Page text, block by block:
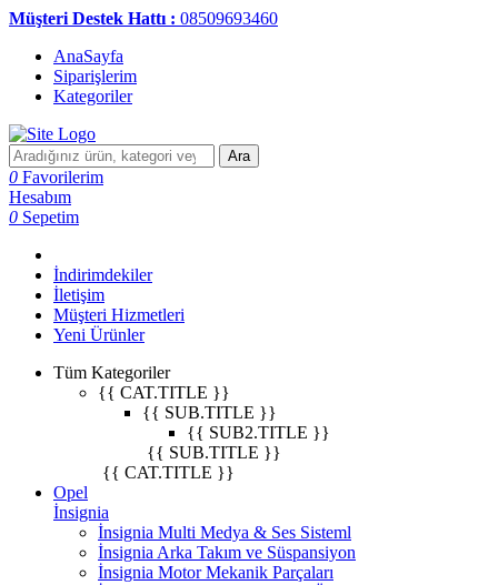
Müşteri Destek Hattı : 08509693460
AnaSayfa
Siparişlerim
Kategoriler
Ara
0 Favorilerim
Hesabım
0 Sepetim
İndirimdekiler
İletişim
Müşteri Hizmetleri
Yeni Ürünler
Tüm Kategoriler
{{ CAT.TITLE }}
{{ SUB.TITLE }}
{{ SUB2.TITLE }}
{{ SUB.TITLE }}
{{ CAT.TITLE }}
Opel
İnsignia
İnsignia Multi Medya & Ses Sisteml
İnsignia Arka Takım ve Süspansiyon
İnsignia Motor Mekanik Parçaları